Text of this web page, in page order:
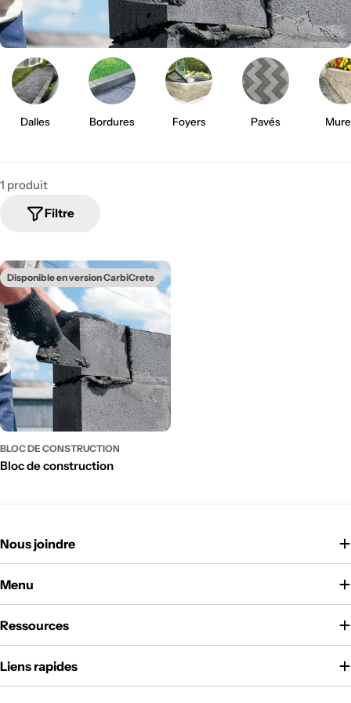
i
o
n
Dalles Bordures Foyers Pavés
1 produit
Filtre
Disponible en version CarbiCrete
BLOC DE CONSTRUCTION
Bloc de construction
Nous joindre
Menu
Ressources
Liens rapides